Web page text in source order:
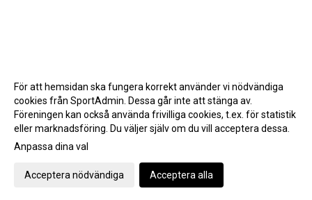
Gå till Webbversion
För att hemsidan ska fungera korrekt använder vi nödvändiga
cookies från SportAdmin. Dessa går inte att stänga av.
Föreningen kan också använda frivilliga cookies, t.ex. för statistik
eller marknadsföring. Du väljer själv om du vill acceptera dessa.
Anpassa dina val
Acceptera nödvändiga Acceptera alla